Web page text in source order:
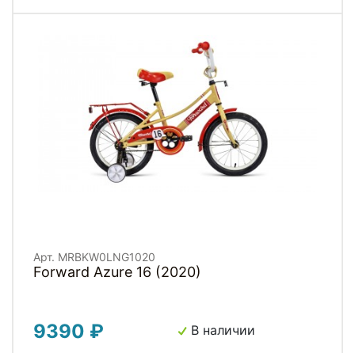
Арт. MRBKW0LNG1020
Forward Azure 16 (2020)
9390 ₽ В наличии